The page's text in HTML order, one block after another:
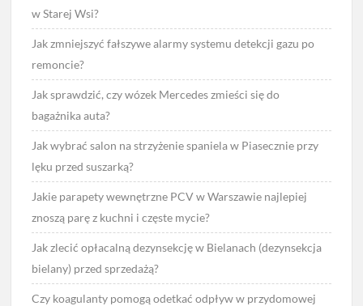
w Starej Wsi?
Jak zmniejszyć fałszywe alarmy systemu detekcji gazu po
remoncie?
Jak sprawdzić, czy wózek Mercedes zmieści się do
bagażnika auta?
Jak wybrać salon na strzyżenie spaniela w Piasecznie przy
lęku przed suszarką?
Jakie parapety wewnętrzne PCV w Warszawie najlepiej
znoszą parę z kuchni i częste mycie?
Jak zlecić opłacalną dezynsekcję w Bielanach (dezynsekcja
bielany) przed sprzedażą?
Czy koagulanty pomogą odetkać odpływ w przydomowej